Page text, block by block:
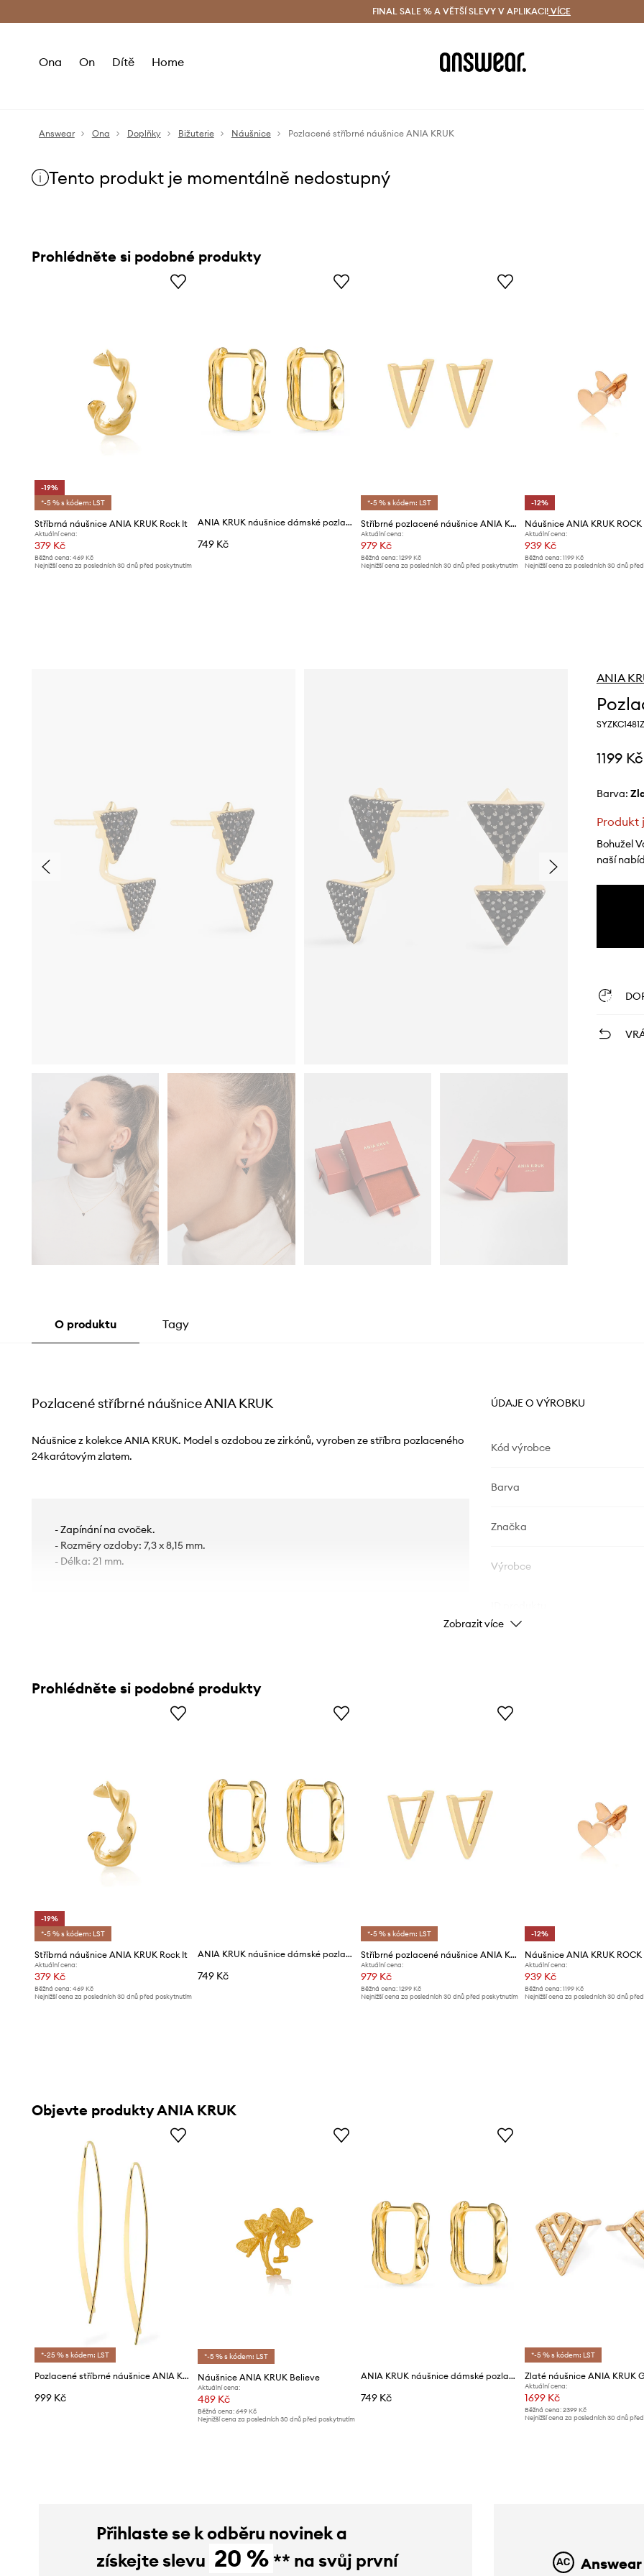
Doručení a vrácení zdarma (od 1800 Kč) Doručení i do 24 h
FINAL SALE % A VĚTŠÍ SLEVY V APLIKACI! VÍCE
Ona On Dítě Home
Answear Ona Doplňky Bižuterie Náušnice Pozlacené stříbrné náušnice ANIA KRUK
Tento produkt je momentálně nedostupný
Prohlédněte si podobné produkty
-19%
*-5 % s kódem: LST
Stříbrná náušnice ANIA KRUK Rock It
Aktuální cena:
379 Kč
Běžná cena: 469 Kč
Nejnižší cena za posledních 30 dnů před poskytnutím
ANIA KRUK náušnice dámské pozlacené kovové VINTAGE
749 Kč
*-5 % s kódem: LST
Stříbrné pozlacené náušnice ANIA KRUK Rock It
Aktuální cena:
979 Kč
Běžná cena: 1299 Kč
Nejnižší cena za posledních 30 dnů před poskytnutím
-12%
Náušnice ANIA KRUK ROCK
Aktuální cena:
939 Kč
Běžná cena: 1199 Kč
Nejnižší cena za posledních 30 dnů
ANIA
SYZKC1481Z
1199 Kč
Barva:
Produkt
Bohužel
naší
O produktu Tagy
Pozlacené stříbrné náušnice ANIA KRUK
Náušnice z kolekce ANIA KRUK. Model s ozdobou ze zirkónů, vyroben ze stříbra pozlaceného
24karátovým zlatem.
- Zapínání na cvoček.
- Rozměry ozdoby: 7,3 x 8,15 mm.
- Délka: 21 mm.
ÚDAJE O VÝROBKU
Kód výrobce
Barva
Značka
Výrobce
Zobrazit více
Prohlédněte si podobné produkty
-19%
*-5 % s kódem: LST
Stříbrná náušnice ANIA KRUK Rock It
Aktuální cena:
379 Kč
Běžná cena: 469 Kč
Nejnižší cena za posledních 30 dnů před poskytnutím
ANIA KRUK náušnice dámské pozlacené kovové VINTAGE
749 Kč
*-5 % s kódem: LST
Stříbrné pozlacené náušnice ANIA KRUK Rock It
Aktuální cena:
979 Kč
Běžná cena: 1299 Kč
Nejnižší cena za posledních 30 dnů před poskytnutím
-12%
Náušnice ANIA KRUK ROCK
Aktuální cena:
939 Kč
Běžná cena: 1199 Kč
Nejnižší cena za posledních 30 dnů
Objevte produkty ANIA KRUK
*-25 % s kódem: LST
Pozlacené stříbrné náušnice ANIA KRUK TRENDY
999 Kč
*-5 % s kódem: LST
Náušnice ANIA KRUK Believe
Aktuální cena:
489 Kč
Běžná cena:649 Kč
Nejnižší cena za posledních 30 dnů před poskytnutím
ANIA KRUK náušnice dámské pozlacené kovové VINTAGE
749 Kč
*-5 % s kódem: LST
Zlaté náušnice ANIA KRUK
Aktuální cena:
1699 Kč
Běžná cena: 2399 Kč
Nejnižší cena za posledních 30 dnů
Přihlaste se k odběru novinek a
získejte slevu 20 % ** na svůj první